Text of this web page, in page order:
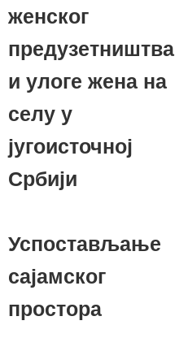
женског
предузетништва
и улоге жена на
селу у
југоисточној
Србији
Успостављање
сајамског
простора